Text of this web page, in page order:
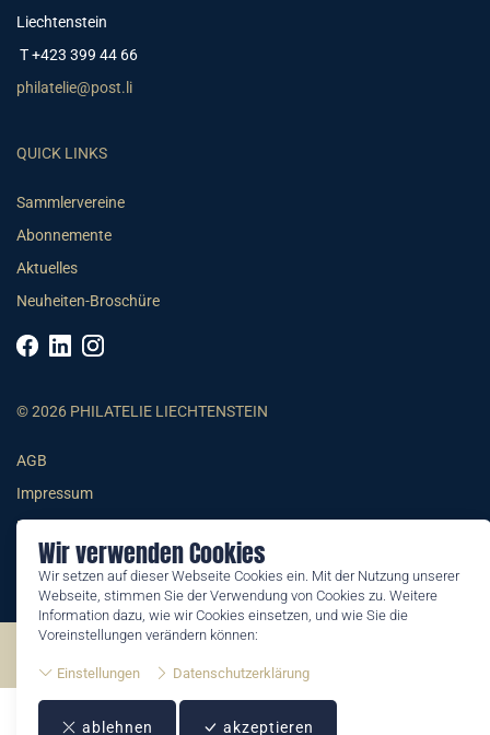
Wir verwenden Cookies
Wir setzen auf dieser Webseite Cookies ein. Mit der Nutzung unserer
Webseite, stimmen Sie der Verwendung von Cookies zu. Weitere
Information dazu, wie wir Cookies einsetzen, und wie Sie die
Voreinstellungen verändern können:
Einstellungen Datenschutzerklärung
ablehnen akzeptieren
Liechtenstein
T +423 399 44 66
philatelie@post.li
QUICK LINKS
Sammlervereine
Abonnemente
Aktuelles
Neuheiten-Broschüre
© 2026 PHILATELIE LIECHTENSTEIN
AGB
Impressum
Datenschutzerklärung